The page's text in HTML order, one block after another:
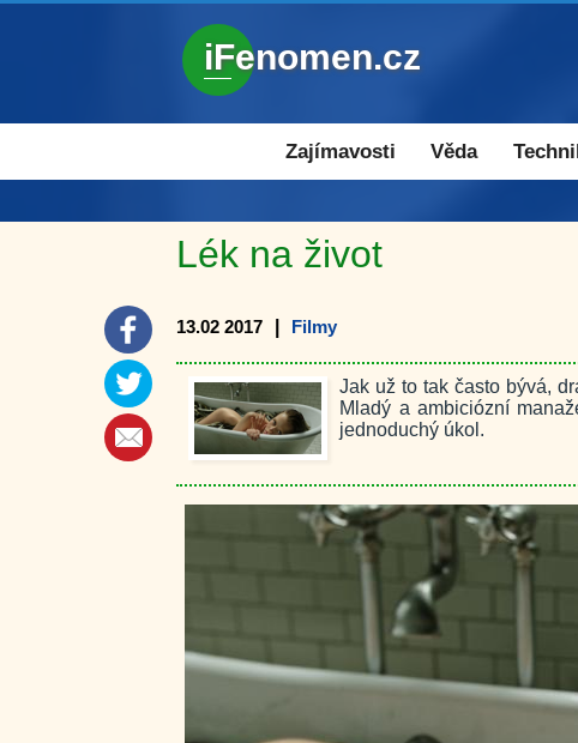
iFenomen.cz
Zajímavosti Věda
Lék na život
13.02 2017 Filmy
Jak už to tak často bývá,
Mladý a ambiciózní
jednoduchý úkol.